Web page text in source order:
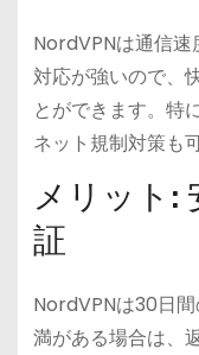
NordVPNは通信速
対応が強いので、
とができます。特
ネット規制対策も
メリット:
証
NordVPNは30日
満がある場合は、